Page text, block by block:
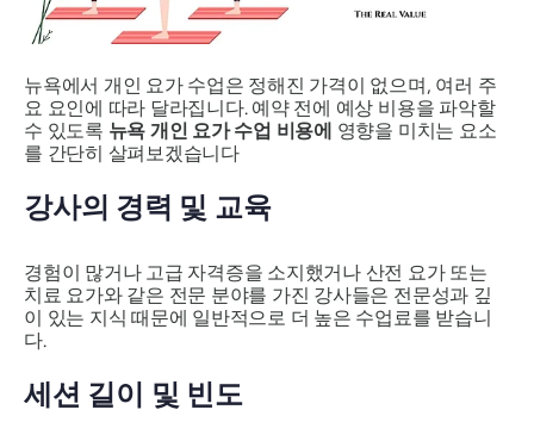
뉴욕에서 개인 요가 수업은 정해진 가격이 없으며, 여러 주
요 요인에 따라 달라집니다. 예약 전에 예상 비용을 파악할
수 있도록 뉴욕 개인 요가 수업 비용에 영향을 미치는 요소
를 간단히 살펴보겠습니다
강사의 경력 및 교육
경험이 많거나 고급 자격증을 소지했거나 산전 요가 또는
치료 요가와 같은 전문 분야를 가진 강사들은 전문성과 깊
이 있는 지식 때문에 일반적으로 더 높은 수업료를 받습니
다.
세션 길이 및 빈도